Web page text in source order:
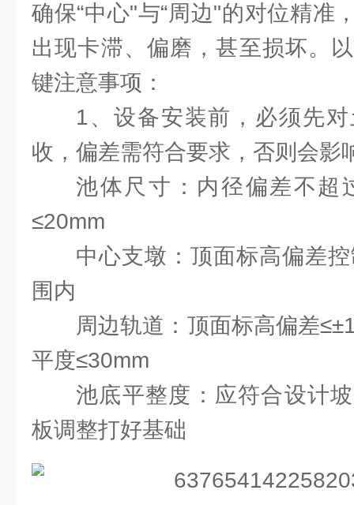
确保“中心"与“周边"的对位精准
出现卡滞、偏磨，甚至损坏。
键注意事项：
1、设备安装前，必须先
收，偏差需符合要求，否则会影
池体尺寸：内径偏差不超
≤20mm
中心支墩：顶面标高偏差
围内
周边轨道：顶面标高偏差
平度≤30mm
池底平整度：应符合设计
板调整打好基础